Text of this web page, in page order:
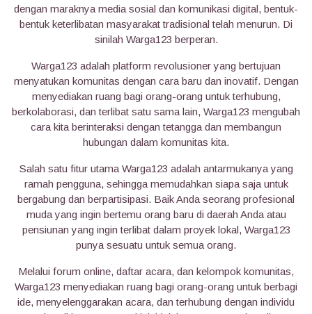
dengan maraknya media sosial dan komunikasi digital, bentuk-
bentuk keterlibatan masyarakat tradisional telah menurun. Di
sinilah Warga123 berperan.
Warga123 adalah platform revolusioner yang bertujuan
menyatukan komunitas dengan cara baru dan inovatif. Dengan
menyediakan ruang bagi orang-orang untuk terhubung,
berkolaborasi, dan terlibat satu sama lain, Warga123 mengubah
cara kita berinteraksi dengan tetangga dan membangun
hubungan dalam komunitas kita.
Salah satu fitur utama Warga123 adalah antarmukanya yang
ramah pengguna, sehingga memudahkan siapa saja untuk
bergabung dan berpartisipasi. Baik Anda seorang profesional
muda yang ingin bertemu orang baru di daerah Anda atau
pensiunan yang ingin terlibat dalam proyek lokal, Warga123
punya sesuatu untuk semua orang.
Melalui forum online, daftar acara, dan kelompok komunitas,
Warga123 menyediakan ruang bagi orang-orang untuk berbagi
ide, menyelenggarakan acara, dan terhubung dengan individu